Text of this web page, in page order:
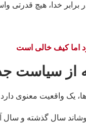
برابر خدا، هیچ قدرتی
از سیاست
سال گذشته و سال